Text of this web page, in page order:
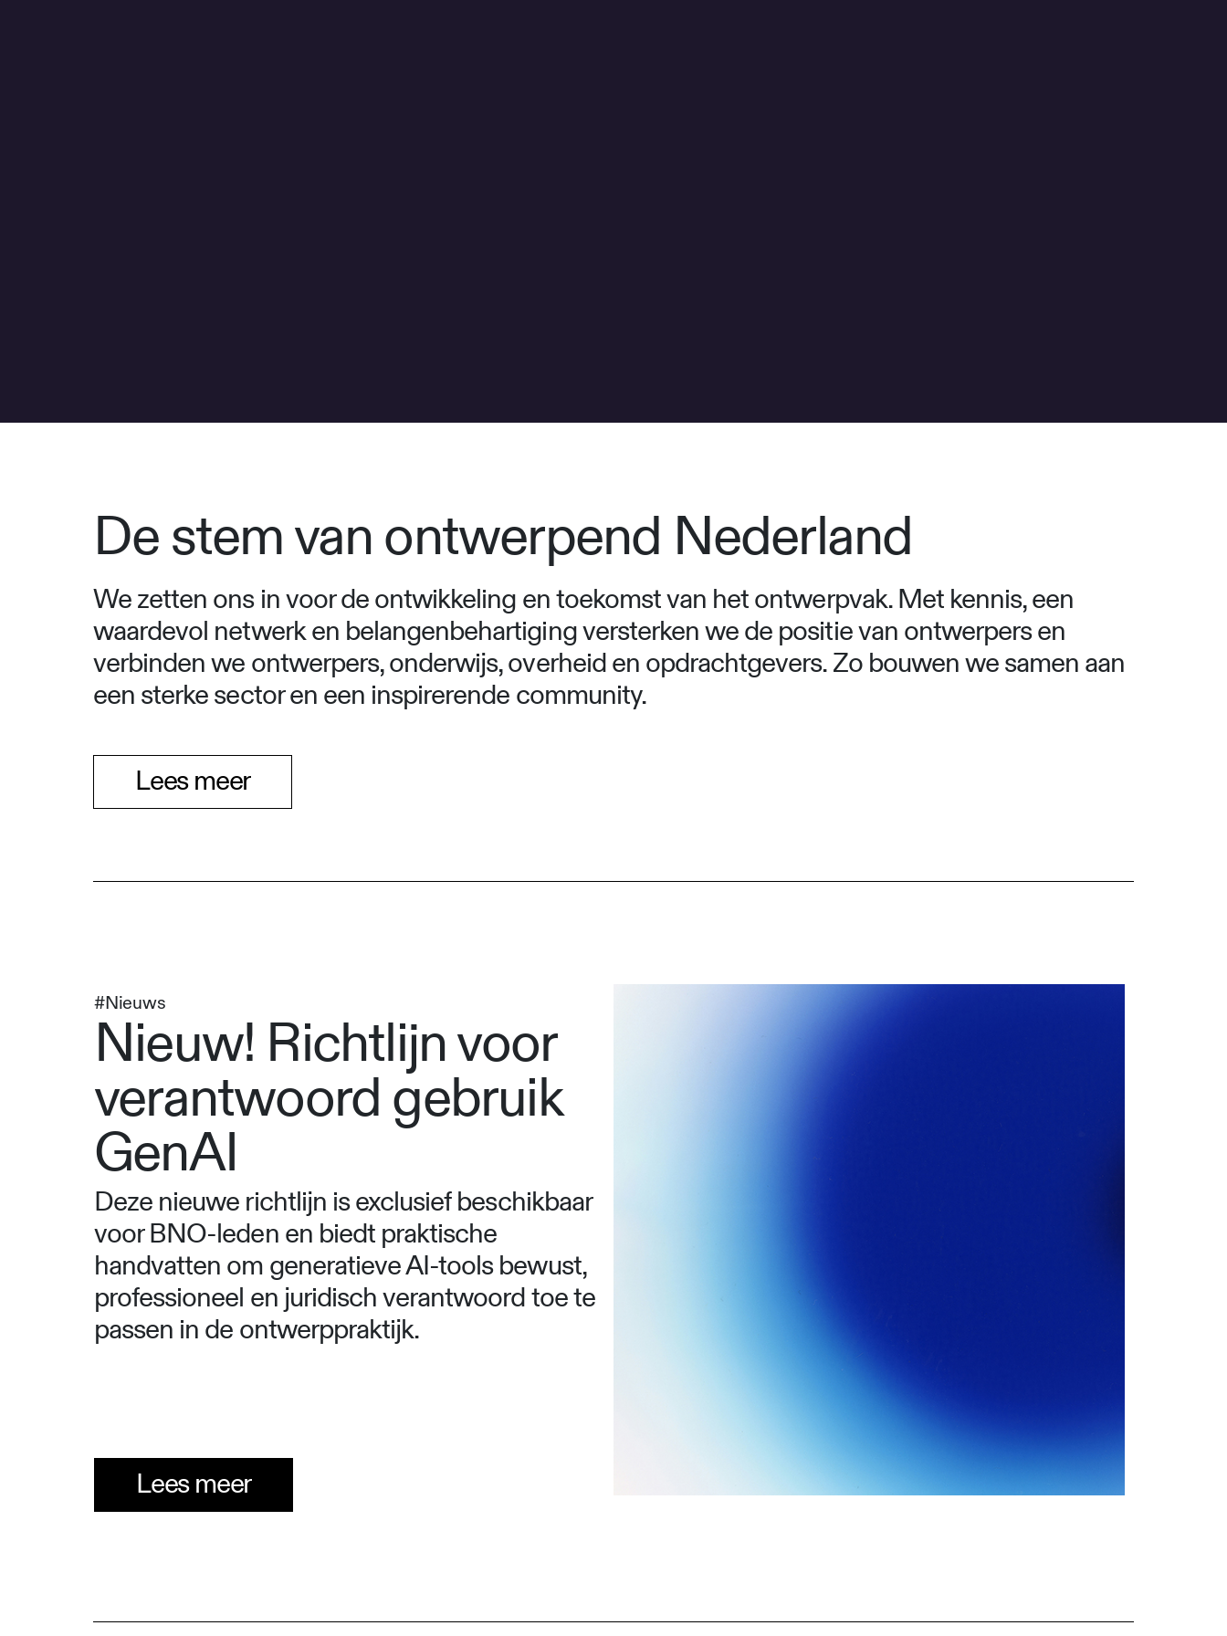
De stem van ontwerpend Nederland
We zetten ons in voor de ontwikkeling en toekomst van het ontwerpvak. Met kennis, een
waardevol netwerk en belangenbehartiging versterken we de positie van ontwerpers en
verbinden we ontwerpers, onderwijs, overheid en opdrachtgevers. Zo bouwen we samen aan
een sterke sector en een inspirerende community.
Lees meer
#Nieuws
Nieuw! Richtlijn voor
verantwoord gebruik
GenAI
Deze nieuwe richtlijn is exclusief beschikbaar
voor BNO-leden en biedt praktische
handvatten om generatieve AI-tools bewust,
professioneel en juridisch verantwoord toe te
passen in de ontwerppraktijk.
Lees meer